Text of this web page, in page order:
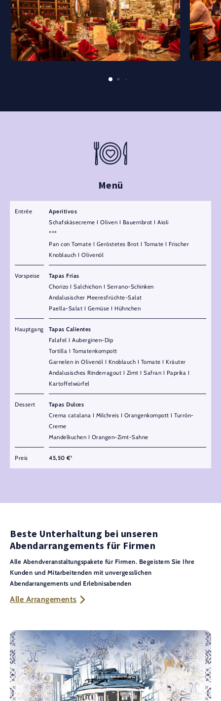
Menü
Entrée
Aperitivos
Schafskäsecreme I Oliven I Bauernbrot I Aioli
***
Pan con Tomate I Geröstetes Brot I Tomate I Frischer
Knoblauch I Olivenöl
Vorspeise
Tapas Frías
Chorizo I Salchichon I Serrano-Schinken
Andalusischer Meeresfrüchte-Salat
Paella-Salat I Gemüse I Hühnchen
Hauptgang
Tapas Calientes
Falafel I Auberginen-Dip
Tortilla I Tomatenkompott
Garnelen in Olivenöl I Knoblauch I Tomate I Kräuter
Andalusisches Rinderragout I Zimt I Safran I Paprika I
Kartoffelwürfel
Dessert
Tapas Dulces
Crema catalana I Milchreis I Orangenkompott I Turrón-
Creme
Mandelkuchen I Orangen-Zimt-Sahne
Preis 45,50 €¹
Beste Unterhaltung bei unseren
Abendarrangements für Firmen
Alle Abendveranstaltungspakete für Firmen. Begeistern Sie Ihre
Kunden und Mitarbeitenden mit unvergesslichen
Abendarrangements und Erlebnisabenden
Alle Arrangements